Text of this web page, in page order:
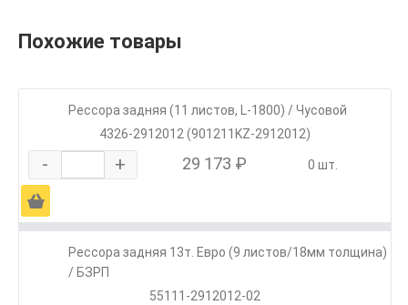
Похожие товары
Рессора задняя (11 листов, L-1800) / Чусовой
4326-2912012 (901211KZ-2912012)
- + 29 173 ₽ 0 шт.
Ä
Рессора задняя 13т. Евро (9 листов/18мм толщина)
/ БЗРП
55111-2912012-02